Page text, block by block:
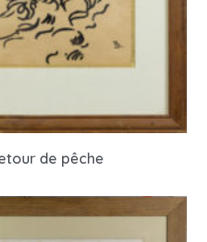
de pêche